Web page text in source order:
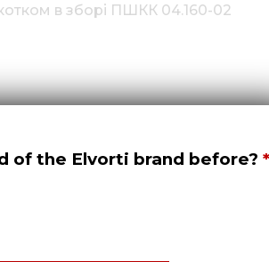
of the Elvorti brand before?